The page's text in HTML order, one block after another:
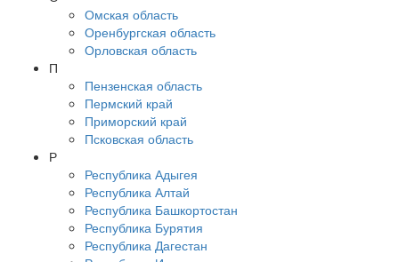
Омская область
Оренбургская область
Орловская область
П
Пензенская область
Пермский край
Приморский край
Псковская область
Р
Республика Адыгея
Республика Алтай
Республика Башкортостан
Республика Бурятия
Республика Дагестан